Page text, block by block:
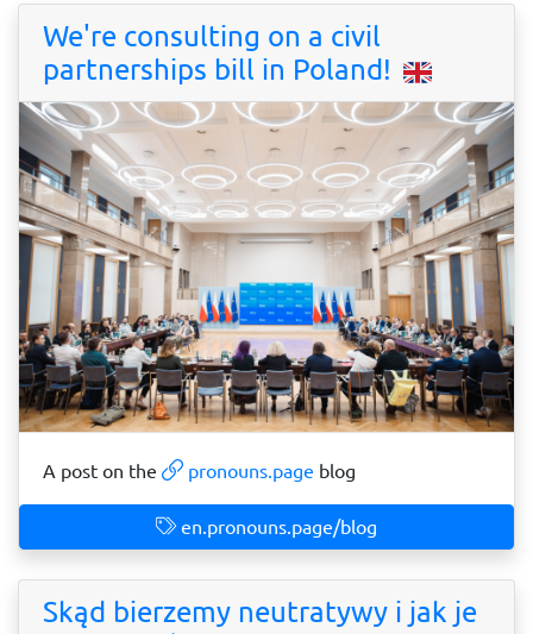
We're consulting on a civil
partnerships bill in Poland!
A post on the pronouns.page blog
en.pronouns.page/blog
Skąd bierzemy neutratywy i jak je